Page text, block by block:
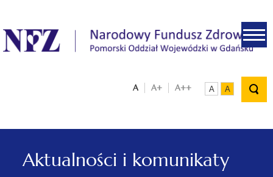
.
A A+ A++ A A
Aktualności i komunikaty